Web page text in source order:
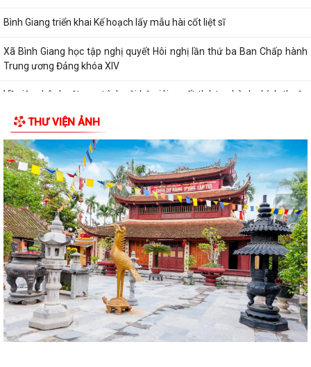
Bình Giang triển khai Kế hoạch lấy mẫu hài cốt liệt sĩ
Xã Bình Giang học tập nghị quyết Hôi nghị lần thứ ba Ban Chấp hành
Trung ương Đảng khóa XIV
Về việc phê duyệt quy trình nội bộ giải quyết thủ tục hành chính thuộc
Về việc khai bố thủ tục hành chính nội bộ được sửa đổi, bổ sung thuộc
phạm vi, chức năng quản lý...
Quyết định Về việc kiện toàn Ban chỉ đạo áp dụng, duy trì, cải tiến và
công bố Hệ thống quản lý...
ĐỜI ĐỜI GHI NHỚ CÔNG ƠN CÁC ANH HÙNG LIỆT SĨ, THƯƠNG BINH,
BỆNH BINH VÀ NGƯỜI CÓ CÔNG VỚI CÁCH MẠNG
Về việc công khai danh mục thủ tục hành chính bị bãi bỏ thuộc phạm vi
chức năng của Sở Nông nghiệp...
THẮP SÁNG NGỌN NẾN TRI ÂN – XÃ BÌNH GIANG LAN TỎA ĐẠO LÝ
"UỐNG NƯỚC NHỚ NGUỒN"
THƯ VIỆN ẢNH